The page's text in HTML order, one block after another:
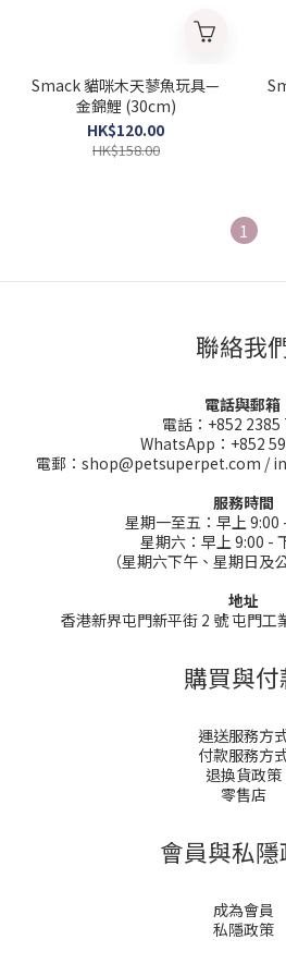
Smack 貓咪木天蓼魚玩具—
金錦鯉 (30cm)
HK$120.00
HK$158.00
1
聯絡我
電話與郵箱
電話：+852 2385
WhatsApp：+852
電郵：shop@petsuperpet.com /
服務時間
星期一至五：早上 9:00
星期六：早上 9:00 -
（星期六下午、星期日及
地址
香港新界屯門新平街 2 號 屯門工
購買與付
運送服務方
付款服務方
退換貨政策
零售店
會員與私隱
成為會員
私隱政策